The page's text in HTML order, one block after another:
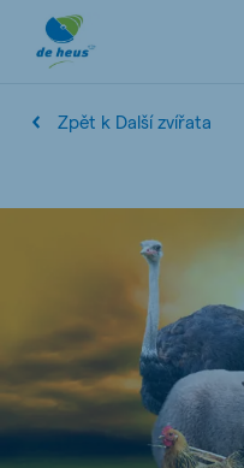
Zpět k Další zvířata